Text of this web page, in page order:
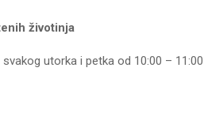
životinja
utorka i petka od 10:00 –